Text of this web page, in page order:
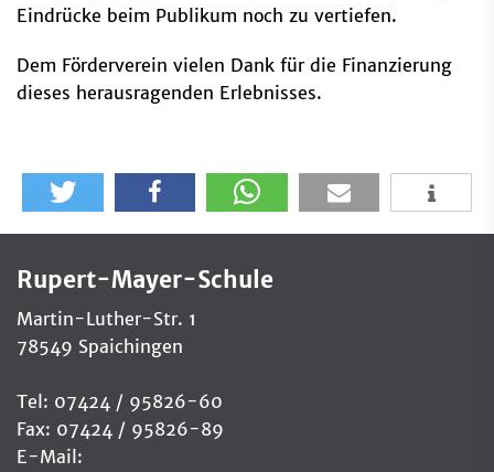
Eindrücke beim Publikum noch zu vertiefen.
Dem Förderverein vielen Dank für die Finanzierung
dieses herausragenden Erlebnisses.
Rupert-Mayer-Schule
Martin-Luther-Str. 1
78549 Spaichingen
Tel: 07424 / 95826-60
Fax: 07424 / 95826-89
E-Mail: